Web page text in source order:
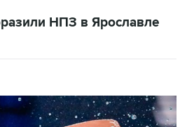
НПЗ в Ярославле